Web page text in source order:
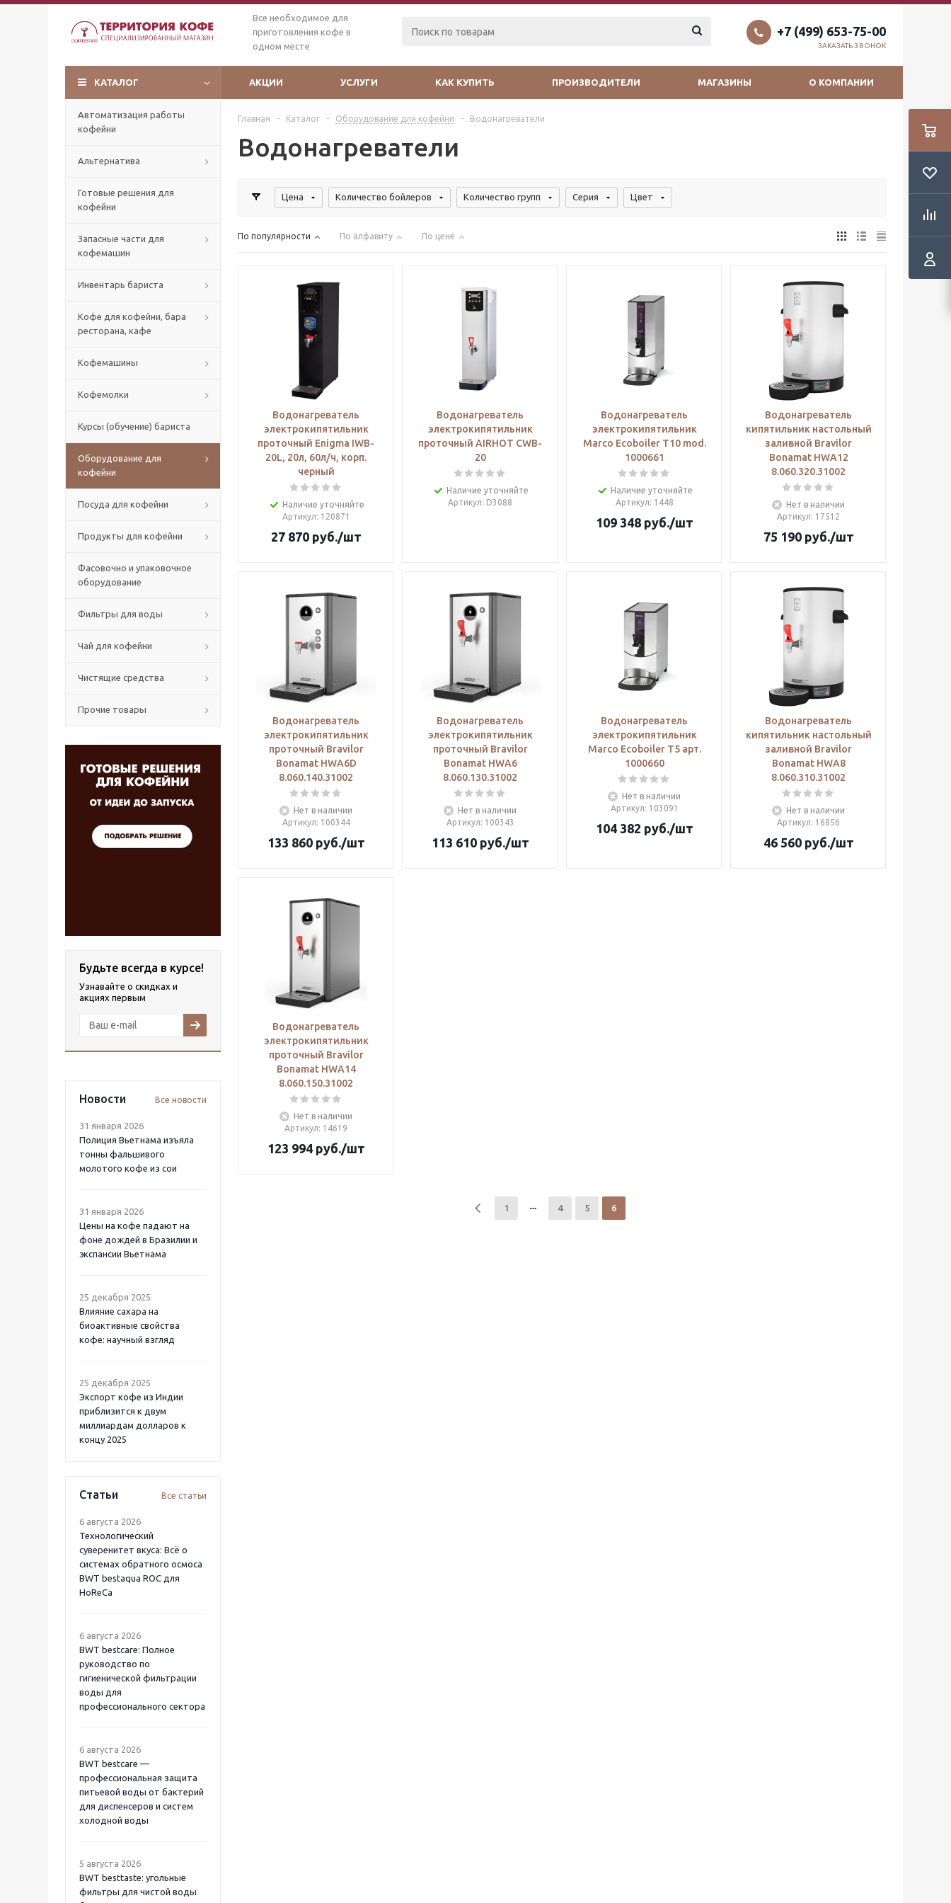
Все необходимое для
приготовления кофе в
одном месте
+7 (499) 653-75-00
ЗАКАЗАТЬ ЗВОНОК
КАТАЛОГ АКЦИИ УСЛУГИ КАК КУПИТЬ ПРОИЗВОДИТЕЛИ МАГАЗИНЫ О КОМПАНИИ
Автоматизация работы
кофейни
Альтернатива
Готовые решения для
кофейни
Запасные части для
кофемашин
Инвентарь бариста
Кофе для кофейни, бара
ресторана, кафе
Кофемашины
Кофемолки
Курсы (обучение) бариста
Оборудование для
кофейни
Посуда для кофейни
Продукты для кофейни
Фасовочно и упаковочное
оборудование
Фильтры для воды
Чай для кофейни
Чистящие средства
Прочие товары
Будьте всегда в курсе!
Узнавайте о скидках и
акциях первым
Новости Все новости
31 января 2026
Полиция Вьетнама изъяла
тонны фальшивого
молотого кофе из сои
31 января 2026
Цены на кофе падают на
фоне дождей в Бразилии и
экспансии Вьетнама
25 декабря 2025
Влияние сахара на
биоактивные свойства
кофе: научный взгляд
25 декабря 2025
Экспорт кофе из Индии
приблизится к двум
миллиардам долларов к
концу 2025
Статьи Все статьи
6 августа 2026
Технологический
суверенитет вкуса: Всё о
системах обратного осмоса
BWT bestaqua ROC для
HoReCa
6 августа 2026
BWT bestcare: Полное
руководство по
гигиенической фильтрации
воды для
профессионального сектора
6 августа 2026
BWT bestcare —
профессиональная защита
питьевой воды от бактерий
для диспенсеров и систем
холодной воды
5 августа 2026
BWT besttaste: угольные
фильтры для чистой воды
Главная - Каталог - Оборудование для кофейни - Водонагреватели
Водонагреватели
Цена Количество бойлеров Количество групп Серия Цвет
По популярности По алфавиту По цене
Водонагреватель
электрокипятильник
проточный Enigma IWB-
20L, 20л, 60л/ч, корп.
черный
Наличие уточняйте
Артикул: 120871
27 870руб./шт
Водонагреватель
электрокипятильник
проточный AIRHOT CWB-
20
Наличие уточняйте
Артикул: D3088
Водонагреватель
электрокипятильник
Marco Ecoboiler T10 mod.
1000661
Наличие уточняйте
Артикул: 1448
109 348руб./шт
Водонагреватель
кипятильник настольный
заливной Bravilor
Bonamat HWA12
8.060.320.31002
Нет в наличии
Артикул: 17512
75 190руб./шт
Водонагреватель
электрокипятильник
проточный Bravilor
Bonamat HWA6D
8.060.140.31002
Нет в наличии
Артикул: 100344
133 860руб./шт
Водонагреватель
электрокипятильник
проточный Bravilor
Bonamat HWA6
8.060.130.31002
Нет в наличии
Артикул: 100343
113 610руб./шт
Водонагреватель
электрокипятильник
Marco Ecoboiler T5 арт.
1000660
Нет в наличии
Артикул: 103091
104 382 руб./шт
Водонагреватель
кипятильник настольный
заливной Bravilor
Bonamat HWA8
8.060.310.31002
Нет в наличии
Артикул: 16856
46 560руб./шт
Водонагреватель
электрокипятильник
проточный Bravilor
Bonamat HWA14
8.060.150.31002
Нет в наличии
Артикул: 14619
123 994руб./шт
1 4 5 6